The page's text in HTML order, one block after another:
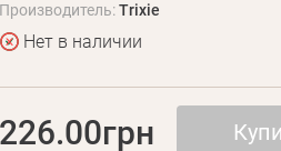
Производитель:Trixie
Нет в наличии
226.00грн